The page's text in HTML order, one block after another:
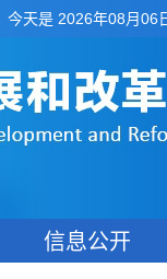
今天是 2026年08月06
信息公开